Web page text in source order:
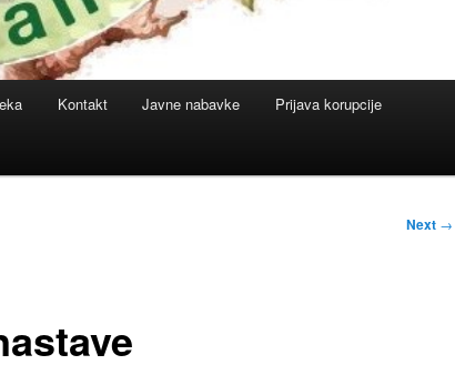
Kontakt Javne nabavke Prijava korupcije
Next →